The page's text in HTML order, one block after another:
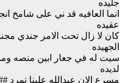
جليده
انما العافيه قد ني على شامخ
عقيده
كان لا زال تحت الامر جندي
الجهيده
سيت له في جعار ابين منصه
لديده
مسرع الان عبدالله علينا